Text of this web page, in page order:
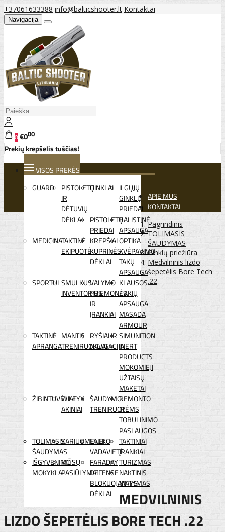
+37061633388 info@balticshooter.lt Kontaktai
Navigacija
0€000
Prekių krepšelis tuščias!
VISOS PREKĖS
GUARD
PISTOLETŲ
IR
DĖTUVIŲ
DĖKLAI
GINKLAI ILGŲJŲ
GINKLŲ
PRIEDAI
PISTOLETŲ
PRIEDAI
BALISTINĖ
APSAUGA
MEDICINATAKTINĖ
EKIPUOTĖ
KREPŠIAI
KUPRINĖS
DĖKLAI
OPTIKA
KVĖPAVIMO
TAKŲ
APSAUGA
SPORTUI SMULKUS
INVENTORIUS
VALYMO
PRIEMONĖS
IR
ĮRANKIAI
KLAUSOS
/ AKIŲ
APSAUGA
MASADA
ARMOUR
TAKTINĖ
APRANGA
MANTIS
TRENIRUOKLIAI
RYŠIAI IR
NAVIGACIJA
SIMUNITION
INERT
PRODUCTS
MOKOMIEJI
UŽTAISŲ
MAKETAI
ŽIBINTUVĖLIAI
WILEYX
AKINIAI
ŠAUDYMO
TRENIRUOTĖMS
REMONTO
IR
TOBULINIMO
PASLAUGOS
TOLIMASIS
ŠAUDYMAS
KARIUOMENEI
LAUKO
VADAVIETĖ
TAKTINIAI
ĮRANKIAI
IŠGYVENIMO
MOKYKLA
MŪSŲ
PASIŪLYMAI
FARADAY
DEFENSE
BLOKUOJANTYS
DĖKLAI
TURIZMAS
NAKTINIS
MATYMAS
APIE MUS
KONTAKTAI
Pagrindinis
TOLIMASIS
ŠAUDYMAS
Ginklų priežiūra
Medvilninis lizdo
šepetėlis Bore Tech
.22
MEDVILNINIS
LIZDO ŠEPETĖLIS BORE TECH .22